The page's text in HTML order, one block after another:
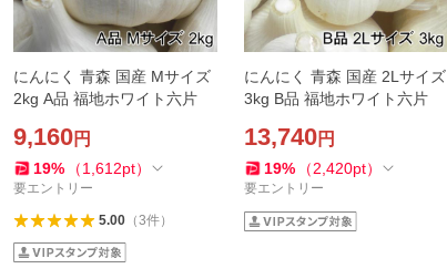
にんにく 青森 国産 Mサイズ
2kg A品 福地ホワイト六片
9,160円
19% （1,612pt）
要エントリー
5.00（3件）
にんにく 青森 国産 2Lサイズ
3kg B品 福地ホワイト六片
13,740円
19% （2,420pt）
要エントリー